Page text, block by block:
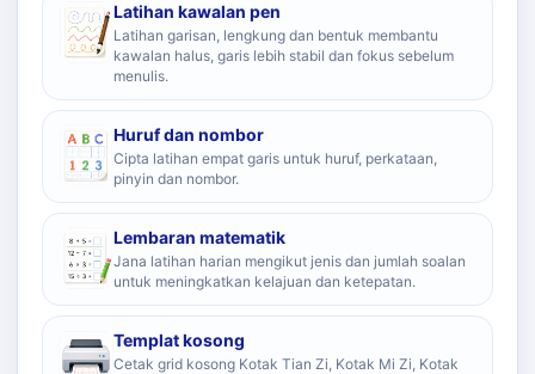
Latihan kawalan pen
Latihan garisan, lengkung dan bentuk membantu
kawalan halus, garis lebih stabil dan fokus sebelum
menulis.
Huruf dan nombor
Cipta latihan empat garis untuk huruf, perkataan,
pinyin dan nombor.
Lembaran matematik
Jana latihan harian mengikut jenis dan jumlah soalan
untuk meningkatkan kelajuan dan ketepatan.
Templat kosong
Cetak grid kosong Kotak Tian Zi, Kotak Mi Zi, Kotak